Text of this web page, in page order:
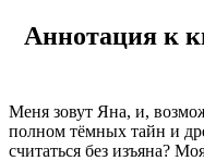
Аннотация к
Меня зовут Яна, и,
полном тёмных тайн и
считаться без изъяна?